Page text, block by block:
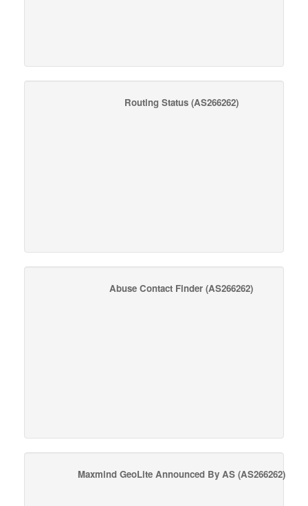
Routing Status(AS266262)
Abuse Contact Finder (AS266262)
Maxmind GeoLite Announced By AS(AS266262)